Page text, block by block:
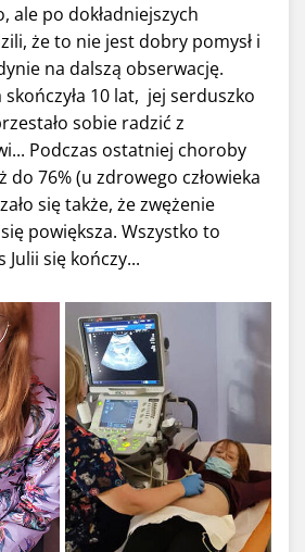
ale po dokładniejszych
że to nie jest dobry pomysł i
na dalszą obserwację.
skończyła 10 lat, jej serduszko
sobie radzić z
Podczas ostatniej choroby
do 76% (u zdrowego człowieka
się także, że zwężenie
powiększa. Wszystko to
Julii się kończy...